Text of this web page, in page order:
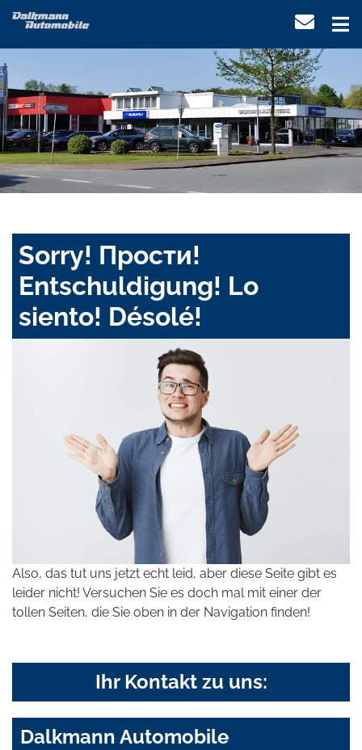
Sorry! Прости!
Entschuldigung! Lo
siento! Désolé!
Also, das tut uns jetzt echt leid, aber diese Seite gibt es
leider nicht! Versuchen Sie es doch mal mit einer der
tollen Seiten, die Sie oben in der Navigation finden!
Ihr Kontakt zu uns:
Dalkmann Automobile